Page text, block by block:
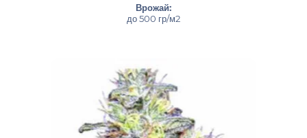
Врожай:
до 500 гр/м2